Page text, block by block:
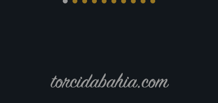
torcidabahia.com